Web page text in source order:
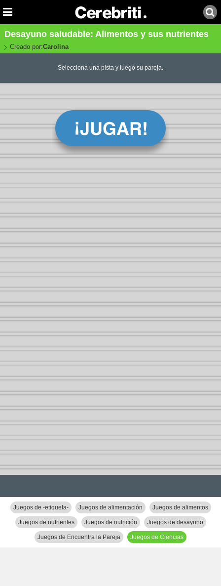
Desayuno saludable: Alimentos y sus nutrientes
Creado por:Carolina
Selecciona una pista y luego su pareja.
Juegos de -etiqueta- Juegos de alimentación Juegos de alimentos
Juegos de nutrientes Juegos de nutrición Juegos de desayuno
Juegos de Encuentra la Pareja Juegos de Ciencias